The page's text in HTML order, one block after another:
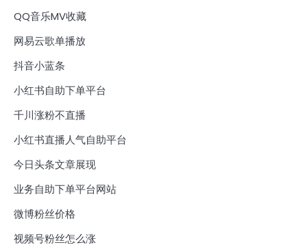
QQ音乐MV收藏
网易云歌单播放
抖音小蓝条
小红书自助下单平台
千川涨粉不直播
小红书直播人气自助平台
今日头条文章展现
业务自助下单平台网站
微博粉丝价格
视频号粉丝怎么涨